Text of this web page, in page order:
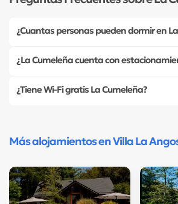
¿Cuantas personas pueden dormir en
¿La Cumeleña cuenta con
¿Tiene Wi-Fi gratis La Cumeleña?
Más alojamientos en Villa La